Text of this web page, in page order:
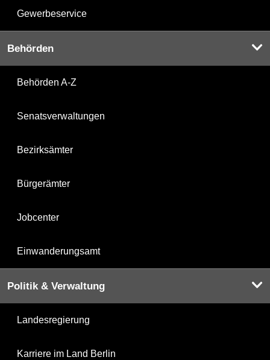
Gewerbeservice
Behörden
Behörden A-Z
Senatsverwaltungen
Bezirksämter
Bürgerämter
Jobcenter
Einwanderungsamt
Politik & Verwaltung
Landesregierung
Karriere im Land Berlin